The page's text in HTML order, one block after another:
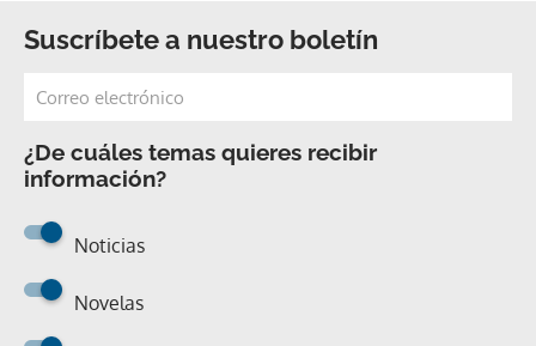
Suscríbete a nuestro boletín
¿De cuáles temas quieres recibir
información?
Noticias
Novelas